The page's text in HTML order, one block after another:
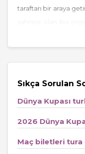
taraftarı bir araya
değil; şehir
deneyimi ile
takımımız,ABD,
eşsiz atmosferi
hazırlananDünya
organizasyon
Sıkça Sorulan
Dünya Kupası
2026 Dünya
Maç biletleri tura